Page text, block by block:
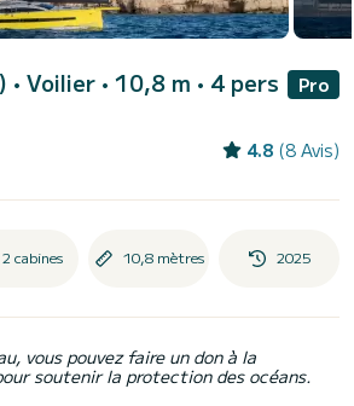
• Voilier • 10,8 m • 4 pers
Pro
4.8 (8 Avis)
2 cabines 10,8 mètres 2025
vous pouvez faire un don à la
soutenir la protection des océans.